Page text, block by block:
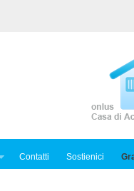
Contatti Sostienici